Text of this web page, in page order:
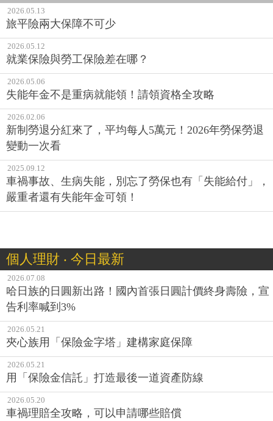
2026.05.13
旅平險兩大保障不可少
2026.05.12
就業保險與勞工保險差在哪？
2026.05.06
失能年金不是重病就能領！請領資格全攻略
2026.02.06
新制勞退分紅來了，平均每人5萬元！2026年勞保勞退
變動一次看
2025.09.12
車禍事故、生病失能，別忘了勞保也有「失能給付」，
嚴重者還有失能年金可領！
個人理財 ‧ 今日最新
2026.07.08
哈日族的日圓新出路！國內首張日圓計價終身壽險，宣
告利率喊到3%
2026.05.21
夾心族用「保險金字塔」建構家庭保障
2026.05.21
用「保險金信託」打造最後一道資產防線
2026.05.20
車禍理賠全攻略，可以申請哪些賠償